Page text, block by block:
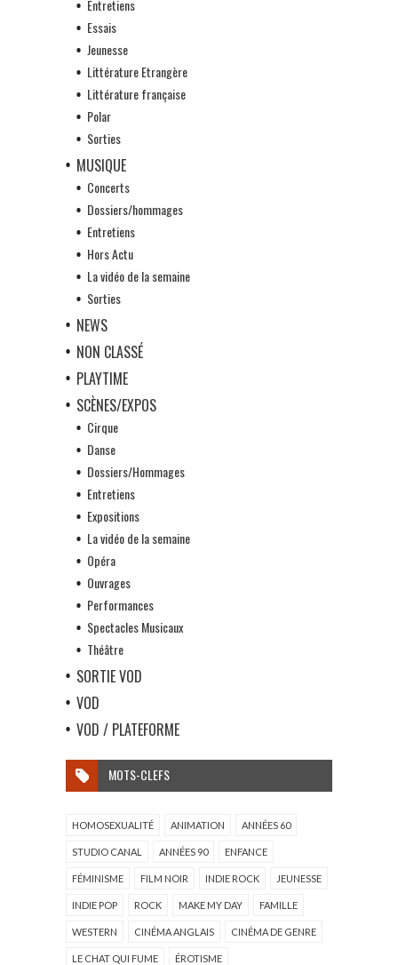
Entretiens
Essais
Jeunesse
Littérature Etrangère
Littérature française
Polar
Sorties
MUSIQUE
Concerts
Dossiers/hommages
Entretiens
Hors Actu
La vidéo de la semaine
Sorties
NEWS
NON CLASSÉ
PLAYTIME
SCÈNES/EXPOS
Cirque
Danse
Dossiers/Hommages
Entretiens
Expositions
La vidéo de la semaine
Opéra
Ouvrages
Performances
Spectacles Musicaux
Théâtre
SORTIE VOD
VOD
VOD / PLATEFORME
MOTS-CLEFS
HOMOSEXUALITÉ ANIMATION ANNÉES 60
STUDIO CANAL ANNÉES 90 ENFANCE
FÉMINISME FILM NOIR INDIE ROCK JEUNESSE
INDIE POP ROCK MAKE MY DAY FAMILLE
WESTERN CINÉMA ANGLAIS CINÉMA DE GENRE
LE CHAT QUI FUME ÉROTISME